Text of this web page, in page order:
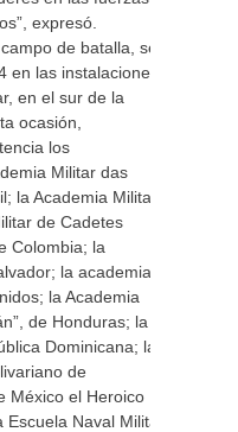
expresó.
de batalla, se
en las instalaciones
en el sur de la
ocasión,
los
Militar das
la Academia Militar
de Cadetes
Colombia; la
la academia
la Academia
de Honduras; la
Dominicana; la
de
México el Heroico
Naval Militar